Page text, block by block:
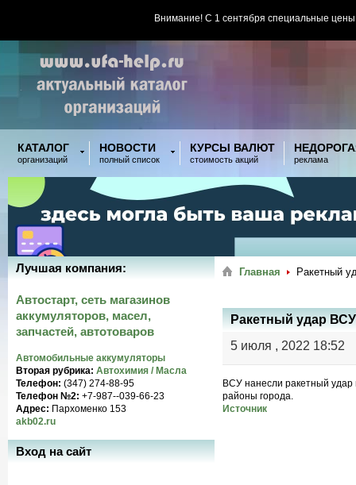
Внимание! С 1 сентября специальные
КАТАЛОГ
организаций
НОВОСТИ
полный список
КУРСЫ ВАЛЮТ
стоимость акций реклама
Главная Ракетный
Ракетный удар
5 июля , 2022 18:52
ВСУ нанесли ракетный удар
районы города.
Источник
Лучшая компания:
Автостарт, сеть магазинов
аккумуляторов, масел,
запчастей, автотоваров
Автомобильные аккумуляторы
Вторая рубрика: Автохимия / Масла
Телефон: (347) 274-88-95
Телефон №2: +7-987--039-66-23
Адрес: Пархоменко 153
akb02.ru
Вход на сайт